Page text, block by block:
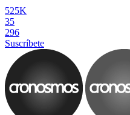
525K
35
296
Suscríbete